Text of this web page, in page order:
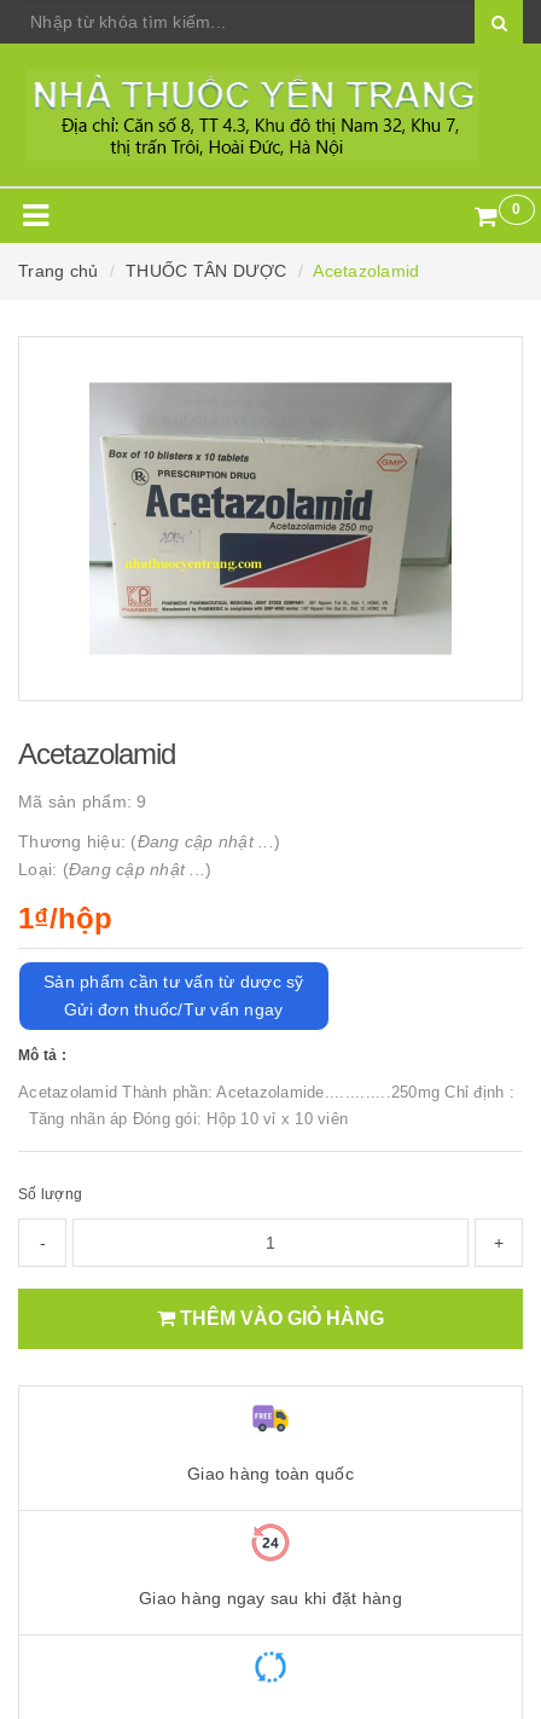
0
Trang chủ THUỐC TÂN DƯỢC Acetazolamid
Acetazolamid
Mã sản phẩm:9
Thương hiệu: (Đang cập nhật ... )
Loại: (Đang cập nhật ... )
1₫/hộp
Sản phẩm cần tư vấn từ dược sỹ
Gửi đơn thuốc/Tư vấn ngay
Mô tả :
Acetazolamid Thành phần: Acetazolamide.............250mg Chỉ định :
Tăng nhãn áp Đóng gói: Hộp 10 vỉ x 10 viên
Số lượng
- +
THÊM VÀO GIỎ HÀNG
Giao hàng toàn quốc
Giao hàng ngay sau khi đặt hàng